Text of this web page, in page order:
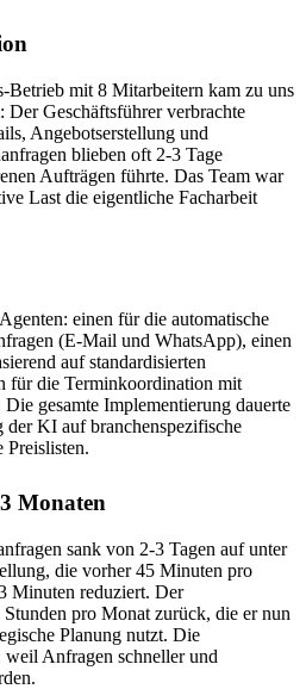
-Betrieb mit 8 Mitarbeitern kam zu uns
Der Geschäftsführer verbrachte
Angebotserstellung und
blieben oft 2-3 Tage
Aufträgen führte. Das Team war
Last die eigentliche Facharbeit
einen für die automatische
(E-Mail und WhatsApp), einen
auf standardisierten
für die Terminkoordination mit
gesamte Implementierung dauerte
KI auf branchenspezifische
Monaten
sank von 2-3 Tagen auf unter
die vorher 45 Minuten pro
Minuten reduziert. Der
pro Monat zurück, die er nun
Planung nutzt. Die
Anfragen schneller und